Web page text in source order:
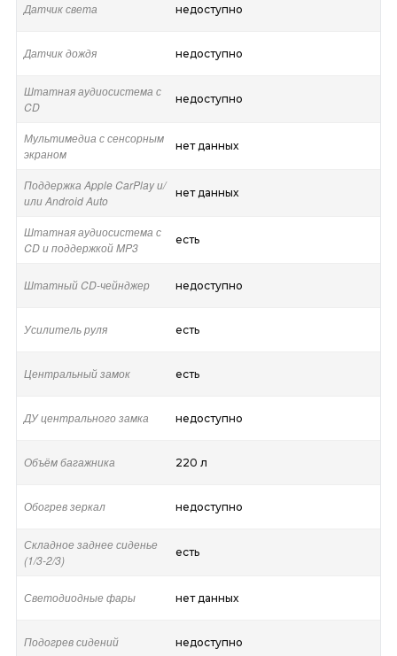
Датчик света недоступно
Датчик дождя недоступно
Штатная аудиосистема с
CD
недоступно
Мультимедиа с сенсорным
экраном
нет данных
Поддержка Apple CarPlay и/
или Android Auto
нет данных
Штатная аудиосистема с
CD и поддержкой MP3
есть
Штатный CD-чейнджер недоступно
Усилитель руля есть
Центральный замок есть
ДУ центрального замка недоступно
Объём багажника 220 л
Обогрев зеркал недоступно
Складное заднее сиденье
(1/3-2/3)
есть
Светодиодные фары нет данных
Подогрев сидений недоступно